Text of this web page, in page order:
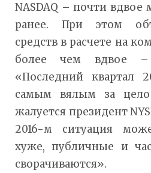
NASDAQ – почти
ранее. При этом
средств в расчете на
более чем вдвое
«Последний квартал
самым вялым за
жалуется президент
2016-м ситуация
хуже, публичные и
сворачиваются».